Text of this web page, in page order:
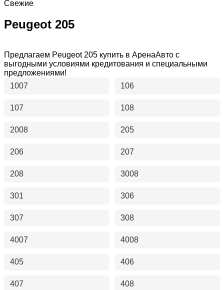
Свежие
Peugeot 205
Предлагаем Peugeot 205 купить в АренаАвто с
выгодными условиями кредитования и специальными
предложениями!
1007
106
107 108
2008 205
206 207
208 3008
301 306
307 308
4007 4008
405 406
407 408